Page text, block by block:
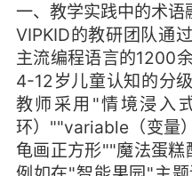
一、教学实践中的术语
VIPKID的教研团队通
主流编程语言的1200
4-12岁儿童认知的分
教师采用"情境浸入
环）""variable（变量
龟画正方形""魔法蛋糕